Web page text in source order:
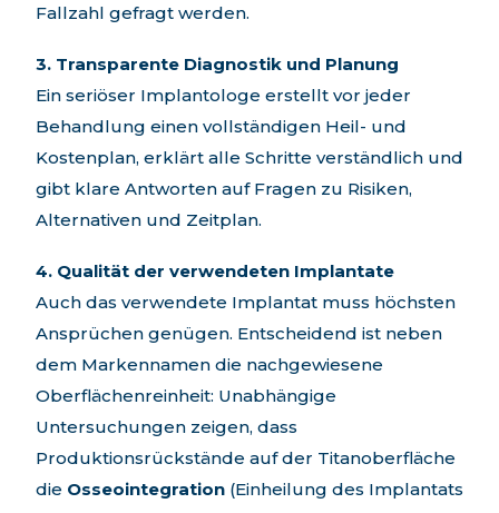
Fallzahl gefragt werden.
3. Transparente Diagnostik und Planung
Ein seriöser Implantologe erstellt vor jeder
Behandlung einen vollständigen Heil- und
Kostenplan, erklärt alle Schritte verständlich und
gibt klare Antworten auf Fragen zu Risiken,
Alternativen und Zeitplan.
4. Qualität der verwendeten Implantate
Auch das verwendete Implantat muss höchsten
Ansprüchen genügen. Entscheidend ist neben
dem Markennamen die nachgewiesene
Oberflächenreinheit: Unabhängige
Untersuchungen zeigen, dass
Produktionsrückstände auf der Titanoberfläche
die Osseointegration (Einheilung des Implantats